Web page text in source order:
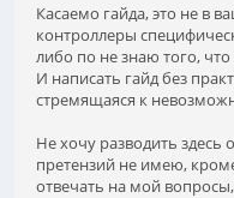
Касаемо гайда, это не в
контроллеры
либо по не знаю того,
И написать гайд без
стремящаяся к
Не хочу разводить
претензий не имею,
отвечать на мой